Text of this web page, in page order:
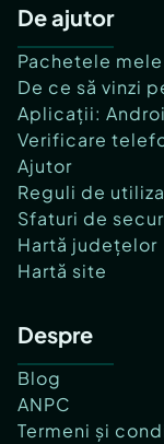
De ajutor
Pachetele mele
De ce să vinzi
Aplicații:
Verificare
Ajutor
Reguli de
Sfaturi de
Hartă județelor
Hartă site
Despre
Blog
ANPC
Termeni și